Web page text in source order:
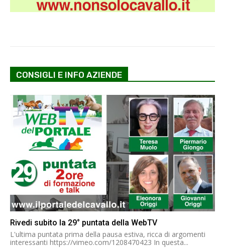
CONSIGLI E INFO AZIENDE
Rivedi subito la 29° puntata della WebTV
L'ultima puntata prima della pausa estiva, ricca di argomenti
interessanti https://vimeo.com/1208470423 In questa...